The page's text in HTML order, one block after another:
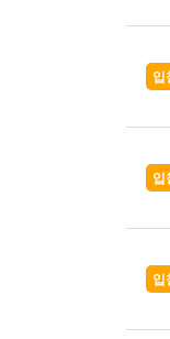
입
입
입